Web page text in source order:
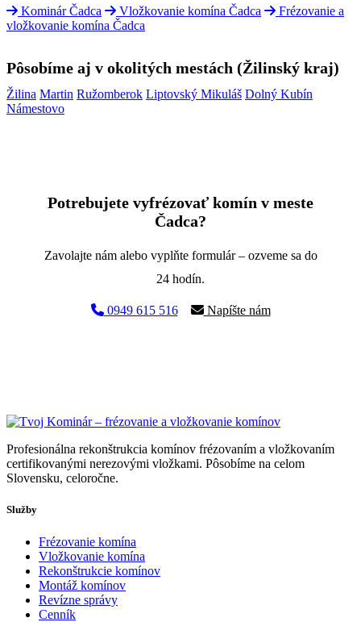
Kominár Čadca Vložkovanie komína Čadca
Frézovanie a
vložkovanie komína Čadca
Pôsobíme aj v okolitých mestách (Žilinský kraj)
Žilina Martin Ružomberok Liptovský Mikuláš Dolný Kubín
Námestovo
Potrebujete vyfrézovať komín v meste
Čadca?
Zavolajte nám alebo vyplňte formulár – ozveme sa do
24 hodín.
0949 615 516 Napíšte nám
Profesionálna rekonštrukcia komínov frézovaním a vložkovaním
certifikovanými nerezovými vložkami. Pôsobíme na celom
Slovensku, celoročne.
Služby
Frézovanie komína
Vložkovanie komína
Rekonštrukcie komínov
Montáž komínov
Revízne správy
Cenník